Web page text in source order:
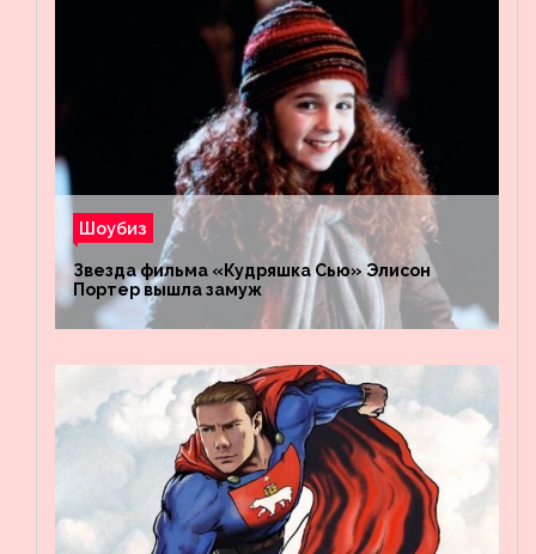
Шоубиз
Звезда фильма «Кудряшка Сью» Элисон
Портер вышла замуж